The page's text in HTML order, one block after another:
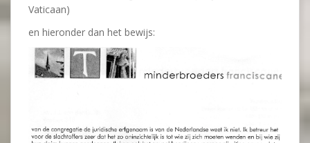
Vaticaan)
en hieronder dan het bewijs: